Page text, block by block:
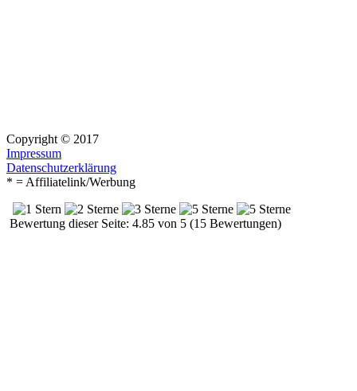
Copyright © 2017
Impressum
Datenschutzerklärung
* = Affiliatelink/Werbung
Bewertung dieser Seite: 4.85 von 5 (15 Bewertungen)